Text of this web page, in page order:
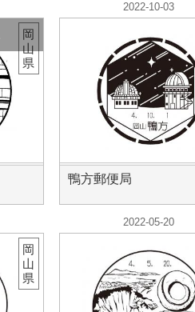
岡
山
県
2022-10-03
鴨方郵便局
岡
山
県
2022-05-20